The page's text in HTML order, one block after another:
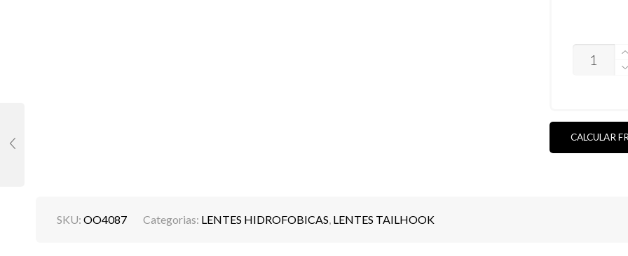
TAILHOOK
CALCULAR
SKU: OO4087 Categorias: LENTES HIDROFOBICAS, LENTES TAILHOOK